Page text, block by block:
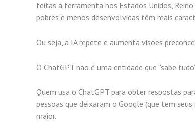
feitas a ferramenta nos Estados Unidos,
pobres e menos desenvolvidas têm mais
Ou seja, a IA repete e aumenta visões
O ChatGPT não é uma entidade que “sabe
Quem usa o ChatGPT para obter respostas
pessoas que deixaram o Google (que tem
maior.